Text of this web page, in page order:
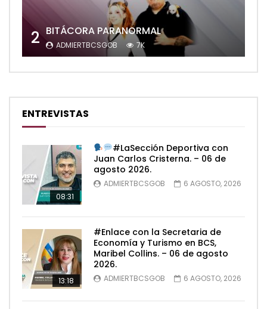
2 BITÁCORA PARANORMAL
ADMIERTBCSGOB 7K
ENTREVISTAS
08:31
#LaSección Deportiva con
Juan Carlos Cristerna. – 06 de
agosto 2026.
ADMIERTBCSGOB 6 AGOSTO, 2026
13:18
#Enlace con la Secretaria de
Economía y Turismo en BCS,
Maribel Collins. – 06 de agosto
2026.
ADMIERTBCSGOB 6 AGOSTO, 2026